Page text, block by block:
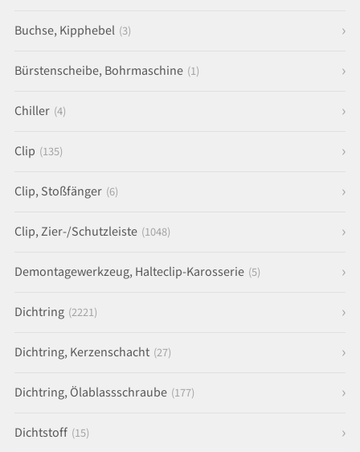
Buchse, Kipphebel (3)
Bürstenscheibe, Bohrmaschine (1)
Chiller (4)
Clip (135)
Clip, Stoßfänger (6)
Clip, Zier-/Schutzleiste (1048)
Demontagewerkzeug, Halteclip-Karosserie (5)
Dichtring (2221)
Dichtring, Kerzenschacht (27)
Dichtring, Ölablassschraube (177)
Dichtstoff (15)